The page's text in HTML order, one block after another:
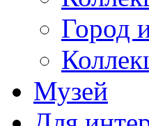
Город
Музей